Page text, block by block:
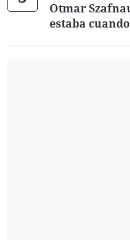
Otmar
estaba